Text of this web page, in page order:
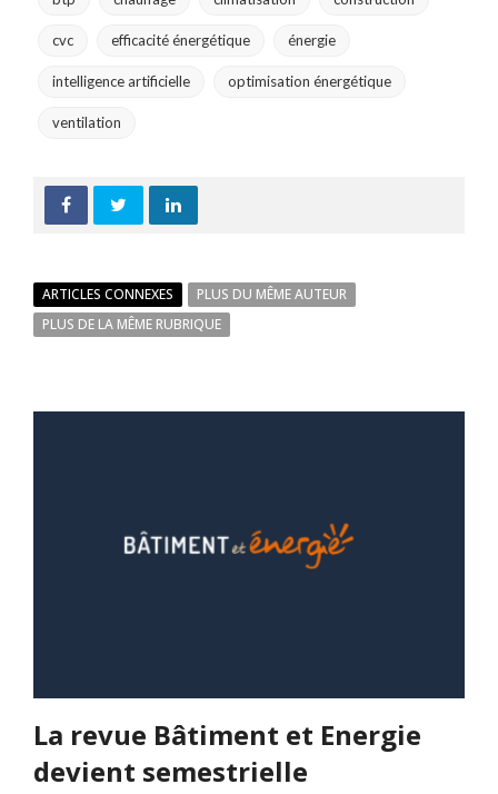
cvc efficacité énergétique énergie
intelligence artificielle optimisation énergétique
ventilation
ARTICLES CONNEXES
PLUS DU MÊME AUTEUR
PLUS DE LA MÊME RUBRIQUE
La revue Bâtiment et Energie
devient semestrielle